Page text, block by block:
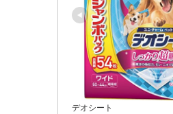
デオシート